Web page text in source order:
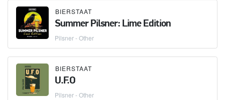
BIERSTAAT
Summer Pilsner: Lime Edition
Pilsner - Other
BIERSTAAT
U.F.O
Pilsner - Other